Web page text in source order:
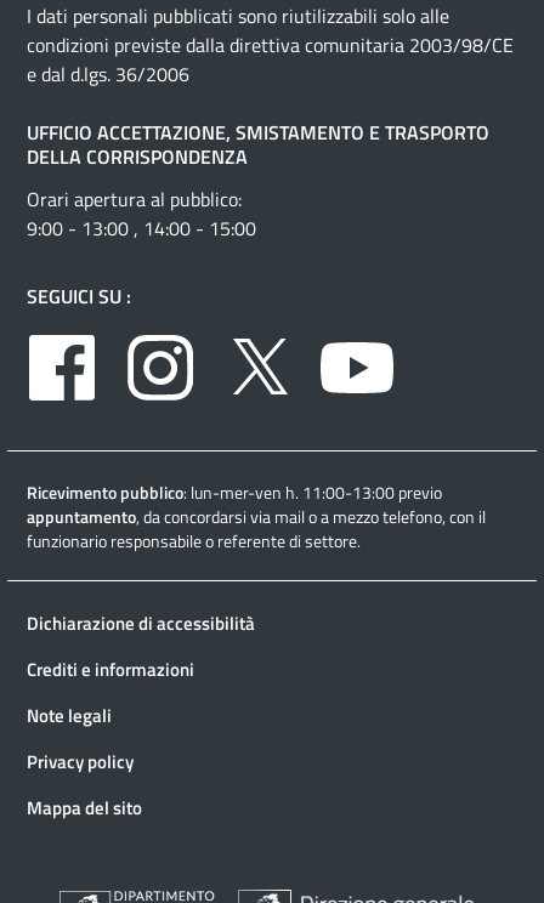
I dati personali pubblicati sono riutilizzabili solo alle
condizioni previste dalla direttiva comunitaria 2003/98/CE
e dal d.lgs. 36/2006
UFFICIO ACCETTAZIONE, SMISTAMENTO E TRASPORTO
DELLA CORRISPONDENZA
Orari apertura al pubblico:
9:00 - 13:00 , 14:00 - 15:00
SEGUICI SU :
Facebook
Instagram Twitter
Ricevimento pubblico: lun-mer-ven h. 11:00-13:00 previo
appuntamento, da concordarsi via mail o a mezzo telefono, con il
funzionario responsabile o referente di settore.
Dichiarazione di accessibilità
Crediti e informazioni
Note legali
Privacy policy
Mappa del sito